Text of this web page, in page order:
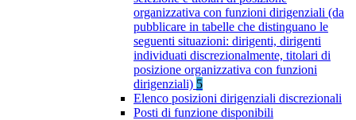
organizzativa con funzioni dirigenziali (da
pubblicare in tabelle che distinguano le
seguenti situazioni: dirigenti, dirigenti
individuati discrezionalmente, titolari di
posizione organizzativa con funzioni
dirigenziali) 5
Elenco posizioni dirigenziali discrezionali
Posti di funzione disponibili